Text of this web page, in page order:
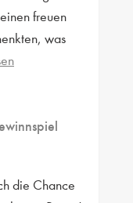
freuen
was
die Chance